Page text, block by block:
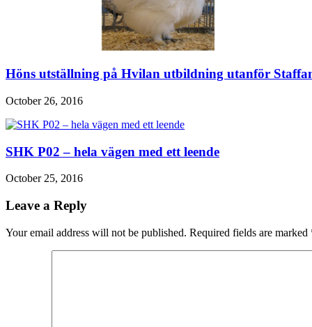
Höns utställning på Hvilan utbildning utanför
October 26, 2016
SHK P02 – hela vägen med ett leende
October 25, 2016
Leave a Reply
Your email address will not be published. Required fields are marked